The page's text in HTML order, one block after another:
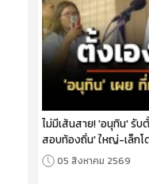
ไม่มีเส้นสาย! 'อนุทิน' รั
สอบท้องถิ่น' ใหญ่-เล็ก
05 สิงหาคม 2569